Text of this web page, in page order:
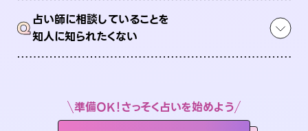
Q占い師に相談していることを
知人に知られたくない
準備OK！さっそく占いを始めよう